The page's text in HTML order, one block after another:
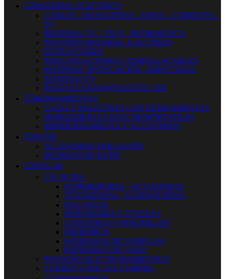
 MATERIAL ELECTRICO
CABLES - MANGUERAS - LINEA - CARRETES -
TV
MATERIAL TV - TELF - INFORMATICA
PEQUEÑO MATERIAL ELECTRICO
EXTRACTORES
PROLONGACIONES Y ENROLLACABLES
MATERIAL INSTALACIÓN - MINI CANAL
ANTENAS TV
PANTALLAS-DOWNLIGHTS LED
 HERRAMIENTAS
CAJAS Y MALETINES CON HERRAMIENTAS
HERRAMIENTAS ELECTROPORTATILES
MINIHERRAMIENTA Y ACCESORIOS
 BAÑO
ACCESORIOS PARA BAÑO
MUEBLES DE BAÑO
 HOGAR
 COCINA
EXPRIMIDORES - LICUADORAS
TOSTADORAS - SANDWICHERA
BALANZAS
HERVIDORES Y TETERAS
CAFETERAS Y MOLINILLOS
FREIDORAS
BATIDORAS DE VARILLAS
BATIDORAS DE VASO
PEQUEÑO ELECTRODOMESTICO
CARROS Y BOLSAS COMPRA